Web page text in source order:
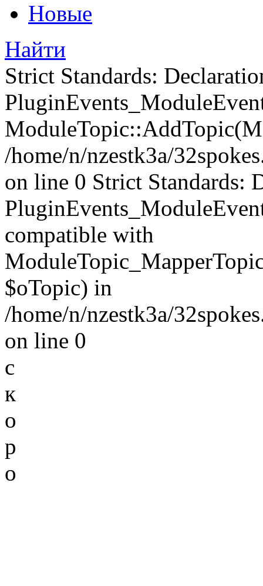
Новые
Найти
Strict Standards:
/home/n/nzestk3a/
on line 0 Strict Standards:
compatible with
$oTopic) in
/home/n/nzestk3a/
on line 0
с
к
о
р
о